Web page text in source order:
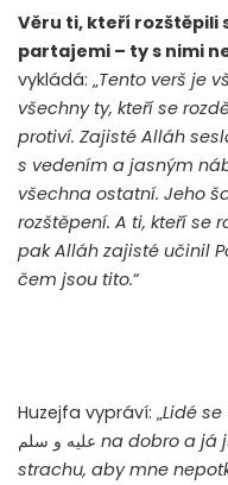
Věru ti, kteří rozštěpili
partajemi – ty s nimi
vykládá: „Tento verš je
všechny ty, kteří se
protiví. Zajisté Alláh
s vedením a jasným
všechna ostatní. Jeho
rozštěpení. A ti, kteří se
pak Alláh zajisté učinil
čem jsou tito.“
Huzejfa vypráví: „Lidé
عليه و سلم na dobro a já
strachu, aby mne